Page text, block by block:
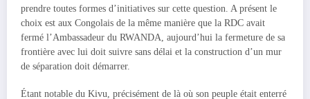
prendre toutes formes d’initiatives sur cette question. A présent le
choix est aux Congolais de la même manière que la RDC avait
fermé l’Ambassadeur du RWANDA, aujourd’hui la fermeture de sa
frontière avec lui doit suivre sans délai et la construction d’un mur
de séparation doit démarrer.
Étant notable du Kivu, précisément de là où son peuple était enterré